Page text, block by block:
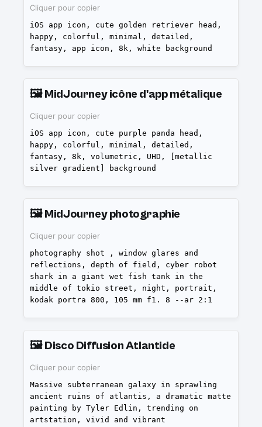
Cliquer pour copier
iOS app icon, cute golden retriever head,
happy, colorful, minimal, detailed,
fantasy, app icon, 8k, white background
🖼️MidJourney icône d'app métalique
Cliquer pour copier
iOS app icon, cute purple panda head,
happy, colorful, minimal, detailed,
fantasy, 8k, volumetric, UHD, [metallic
silver gradient] background
🖼️MidJourney photographie
Cliquer pour copier
photography shot , window glares and
reflections, depth of field, cyber robot
shark in a giant wet fish tank in the
middle of tokio street, night, portrait,
kodak portra 800, 105 mm f1. 8 --ar 2:1
🖼️Disco Diffusion Atlantide
Cliquer pour copier
Massive subterranean galaxy in sprawling
ancient ruins of atlantis, a dramatic matte
painting by Tyler Edlin, trending on
artstation, vivid and vibrant